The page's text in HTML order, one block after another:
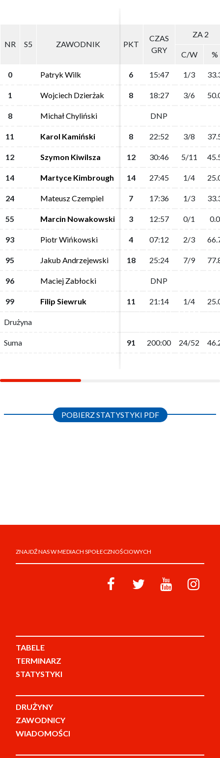
NR S5 ZAWODNIK PKT
CZAS
GRY
ZA 2
C/W %
0 Patryk Wilk 6 15:47 1/3
1 Wojciech Dzierżak 8 18:27 3/6
8 Michał Chyliński DNP
11 Karol Kamiński 8 22:52 3/8
12 Szymon Kiwilsza 12 30:46 5/11
14 Martyce Kimbrough 14 27:45 1/4
24 Mateusz Czempiel 7 17:36 1/3
55 Marcin Nowakowski 3 12:57 0/1 0.0
93 Piotr Wińkowski 4 07:12 2/3
95 Jakub Andrzejewski 18 25:24 7/9
96 Maciej Zabłocki DNP
99 Filip Siewruk 11 21:14 1/4
Drużyna
Suma 91 200:00 24/52
NR S5 ZAWODNIK PKT
CZAS
GRY
ZA 2
C/W %
0 Patryk Wilk 6 15:47 1/3
1 Wojciech Dzierżak 8 18:27 3/6
8 Michał Chyliński DNP
11 Karol Kamiński 8 22:52 3/8
12 Szymon Kiwilsza 12 30:46 5/11
14 Martyce Kimbrough 14 27:45 1/4
24 Mateusz Czempiel 7 17:36 1/3
55 Marcin Nowakowski 3 12:57 0/1 0.0
93 Piotr Wińkowski 4 07:12 2/3
95 Jakub Andrzejewski 18 25:24 7/9
96 Maciej Zabłocki DNP
99 Filip Siewruk 11 21:14 1/4
Drużyna
Suma 91 200:00 24/52
POBIERZ STATYSTYKI PDF
ZNAJDŹ NAS W MEDIACH SPOŁECZNOŚCIOWYCH
TABELE
TERMINARZ
STATYSTYKI
DRUŻYNY
ZAWODNICY
WIADOMOŚCI